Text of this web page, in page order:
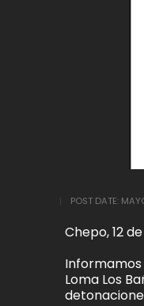
POST DATE:
Chepo, 12
Informamos
Loma Los